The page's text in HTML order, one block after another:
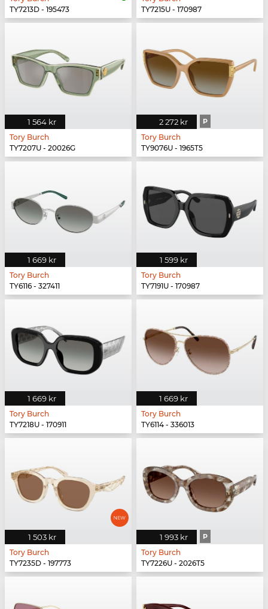
TY7213D - 195473
TY7215U - 170987
1 564 kr
Tory Burch
TY7207U - 20026G
2 272 kr P
Tory Burch
TY9076U - 1965T5
1 669 kr
Tory Burch
TY6116 - 327411
1 599 kr
Tory Burch
TY7191U - 170987
1 669 kr
Tory Burch
TY7218U - 170911
1 669 kr
Tory Burch
TY6114 - 336013
1 503 kr
Tory Burch
TY7235D - 197773
1 993 kr P
Tory Burch
TY7226U - 2026T5